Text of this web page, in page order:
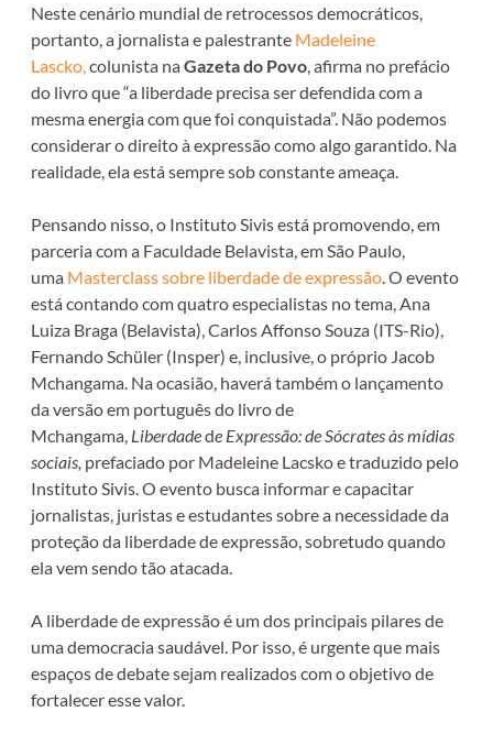
Neste cenário mundial de retrocessos democráticos,
portanto, a jornalista e palestrante Madeleine
Lascko, colunista naGazeta do Povo , afirma no prefácio
do livro que “a liberdade precisa ser defendida com a
mesma energia com que foi conquistada”. Não podemos
considerar o direito à expressão como algo garantido. Na
realidade, ela está sempre sob constante ameaça.
Pensando nisso, o Instituto Sivis está promovendo, em
parceria com a Faculdade Belavista, em São Paulo,
uma Masterclass sobre liberdade de expressão . O evento
está contando com quatro especialistas no tema, Ana
Luiza Braga (Belavista), Carlos Affonso Souza (ITS-Rio),
Fernando Schüler (Insper) e, inclusive, o próprio Jacob
Mchangama. Na ocasião, haverá também o lançamento
da versão em português do livro de
Mchangama, Liberdadede Expressão: de Sócrates às mídias
sociais, prefaciado por Madeleine Lacsko e traduzido pelo
Instituto Sivis. O evento busca informar e capacitar
jornalistas, juristas e estudantes sobre a necessidade da
proteção da liberdade de expressão, sobretudo quando
ela vem sendo tão atacada.
A liberdade de expressão é um dos principais pilares de
uma democracia saudável. Por isso, é urgente que mais
espaços de debate sejam realizados com o objetivo de
fortalecer esse valor.